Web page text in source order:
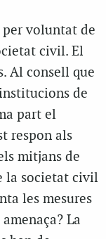
per voluntat de
civil. El
Al consell que
de
part el
respon als
mitjans de
la societat civil
les mesures
La